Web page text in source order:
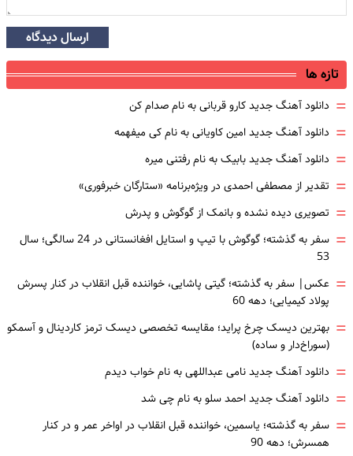
ارسال دیدگاه
تازه ها
= دانلود آهنگ جدید کارو قربانی به نام صدام کن
= دانلود آهنگ جدید امین کاویانی به نام کی میفهمه
= دانلود آهنگ جدید بابیک به نام رفتنی میره
= تقدیر از مصطفی احمدی در ویژه‌برنامه «ستارگان خبرفوری»
= تصویری دیده نشده و بانمک از گوگوش و پدرش
=
سفر به گذشته؛ گوگوش با تیپ و استایل افغانستانی در 24 سالگی؛ سال
53
= عکس| سفر به گذشته؛ گیتی پاشایی، خواننده قبل انقلاب در کنار پسرش
پولاد کیمیایی؛ دهه 60
= بهترین دیسک چرخ پراید؛ مقایسه تخصصی دیسک ترمز کاردینال و آسمکو
(سوراخ‌دار و ساده)
= دانلود آهنگ جدید نامی عبداللهی به نام خواب دیدم
= دانلود آهنگ جدید احمد سلو به نام چی شد
= سفر به گذشته؛ یاسمین، خواننده قبل انقلاب در اواخر عمر و در کنار
همسرش؛ دهه 90